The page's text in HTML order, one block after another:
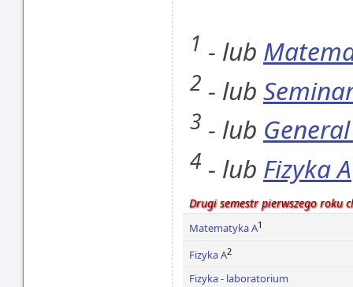
1 - lub
2 - lub
3 - lub
4 - lub Fizyka A
Drugi semestr pierwszego roku
Matematyka A1
Fizyka A2
Fizyka - laboratorium